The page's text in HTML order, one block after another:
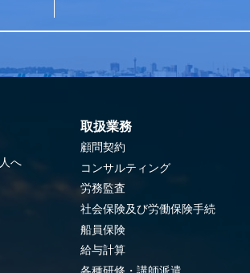
へ
取扱業務
顧問契約
コンサルティング
労務監査
社会保険及び労働保険手続
船員保険
給与計算
各種研修・講師派遣